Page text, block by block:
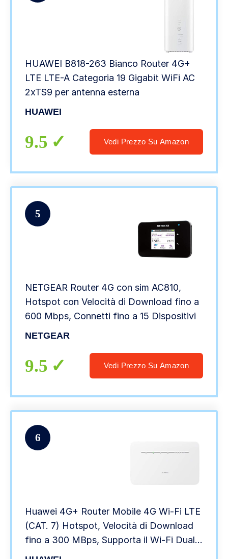
HUAWEI B818-263 Bianco Router 4G+
LTE LTE-A Categoria 19 Gigabit WiFi AC
2xTS9 per antenna esterna
HUAWEI
9.5 Vedi Prezzo Su Amazon
5
NETGEAR Router 4G con sim AC810,
Hotspot con Velocità di Download fino a
600 Mbps, Connetti fino a 15 Dispositivi
NETGEAR
9.5 Vedi Prezzo Su Amazon
6
Huawei 4G+ Router Mobile 4G Wi-Fi LTE
(CAT. 7) Hotspot, Velocità di Download
fino a 300 MBps, Supporta il Wi-Fi Dual
Band, la Selezione Automatica e il